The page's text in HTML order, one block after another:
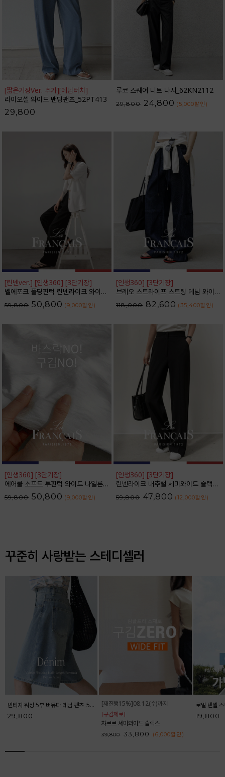
[짧은기장Ver. 추가][데님터치]
라이오셀 와이드 밴딩팬츠_52PT413
29,800
루코 스퀘어 니트 나시_62KN2112
29,800 24,800 (5,000할인 )
[린넨ver.] [인생360] [3단기장]
벨에포크 폴딩핀턱 린넨라이크 와이드 슬랙스_F6H470SL
59,800 50,800 (9,000할인 )
[인생360] [3단기장]
브레오 스트라이프 스트링 데님 와이드 팬츠_F6H475DP
118,000 82,600 (35,400할인 )
[인생360] [3단기장]
에어쿨 소프트 투핀턱 와이드 나일론 슬랙스_F6S350SL
59,800 50,800 (9,000할인 )
[인생360] [3단기장]
린넨라이크 내추럴 세미와이드 슬랙스_F6S164SL
59,800 47,800 (12,000할인 )
꾸준히 사랑받는 스테디셀러
빈티지 워싱 5부 버뮤다 데님 팬츠_52DP598
29,800
[재진행15%]08.12(수)까지
[구김제로]
챠르르 세미와이드 슬랙스
39,800 33,800 (6,000할인 )
19,800